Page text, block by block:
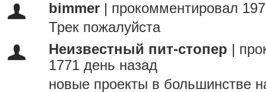
bimmer
прокомментировал
Трек пожалуйста
Неизвестный пит-стопер
1771 день назад
новые проекты в большинстве